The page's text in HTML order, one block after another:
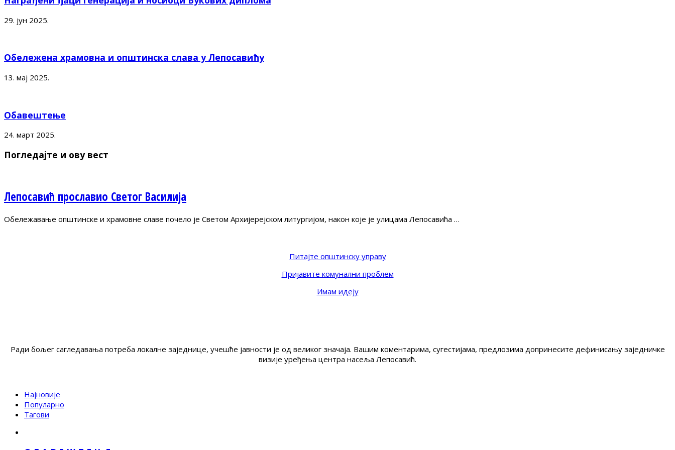
29. јун 2025.
Обележена храмовна и општинска слава у Лепосавићу
13. мај 2025.
Обавештење
24. март 2025.
Погледајте и ову вест
Лепосавић прославио Светог Василија
Обележавање општинске и храмовне славе почело је Светом Архијерејском литургијом, након које је улицама Лепосавића …
Питајте општинску управу
Пријавите комунални проблем
Имам идеју
Ради бољег сагледавања потреба локалне заједнице, учешће јавности је од великог значаја. Вашим коментарима, сугестијама, предлозима допринесите дефинисању заједничке
визије уређења центра насеља Лепосавић.
Најновије
Популарно
Тагови